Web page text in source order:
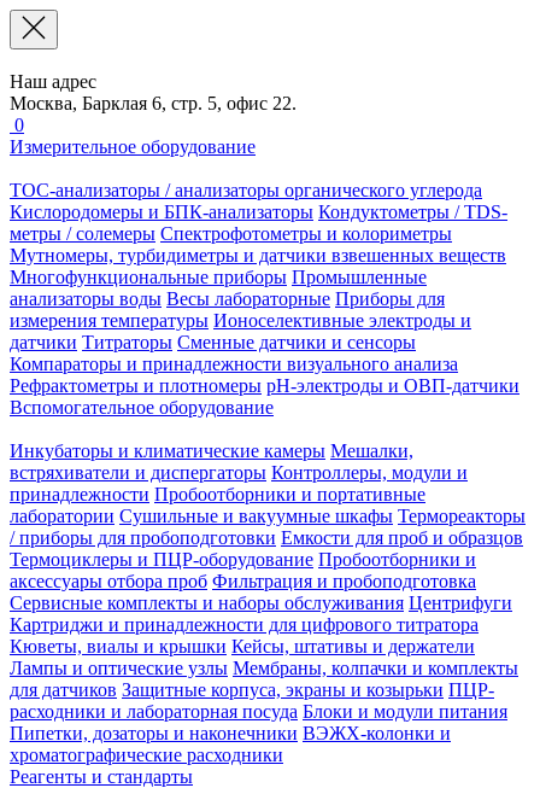
Наш адрес
Москва, Барклая 6, стр. 5, офис 22.
0
Измерительное оборудование
TOC-анализаторы / анализаторы органического углерода
Кислородомеры и БПК-анализаторы Кондуктометры / TDS-
метры / солемеры Спектрофотометры и колориметры
Мутномеры, турбидиметры и датчики взвешенных веществ
Многофункциональные приборы Промышленные
анализаторы воды Весы лабораторные Приборы для
измерения температуры Ионоселективные электроды и
датчики Титраторы Сменные датчики и сенсоры
Компараторы и принадлежности визуального анализа
Рефрактометры и плотномеры pH-электроды и ОВП-датчики
Вспомогательное оборудование
Инкубаторы и климатические камеры Мешалки,
встряхиватели и диспергаторы Контроллеры, модули и
принадлежности Пробоотборники и портативные
лаборатории Сушильные и вакуумные шкафы Термореакторы
/ приборы для пробоподготовки Емкости для проб и образцов
Термоциклеры и ПЦР-оборудование Пробоотборники и
аксессуары отбора проб Фильтрация и пробоподготовка
Сервисные комплекты и наборы обслуживания Центрифуги
Картриджи и принадлежности для цифрового титратора
Кюветы, виалы и крышки Кейсы, штативы и держатели
Лампы и оптические узлы Мембраны, колпачки и комплекты
для датчиков Защитные корпуса, экраны и козырьки ПЦР-
расходники и лабораторная посуда Блоки и модули питания
Пипетки, дозаторы и наконечники ВЭЖХ-колонки и
хроматографические расходники
Реагенты и стандарты